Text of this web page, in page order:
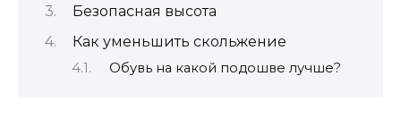
Безопасная высота
Как уменьшить скольжение
Обувь на какой подошве лучше?